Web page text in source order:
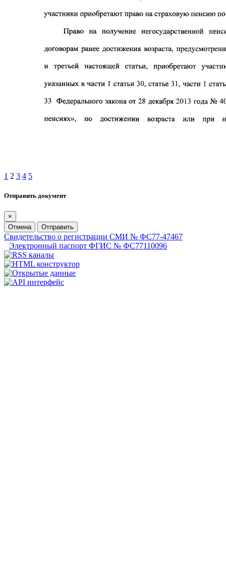
1 2 3 4 5
Отправить документ
×
Отмена
Отправить
Свидетельство о регистрации СМИ № ФС77-47467
Электронный паспорт ФГИС № ФС77110096